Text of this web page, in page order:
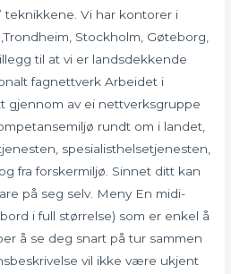
teknikkene. Vi har kontorer i
Stockholm, Gøteborg,
til at vi er landsdekkende
fagnettverk Arbeidet i
gjennom av ei nettverksgruppe
rundt om i landet,
spesialisthelsetjenesten,
fra forskermiljø. Sinnet ditt kan
på seg selv. Meny En midi-
i full størrelse) som er enkel å
å se deg snart på tur sammen
vil ikke være ukjent